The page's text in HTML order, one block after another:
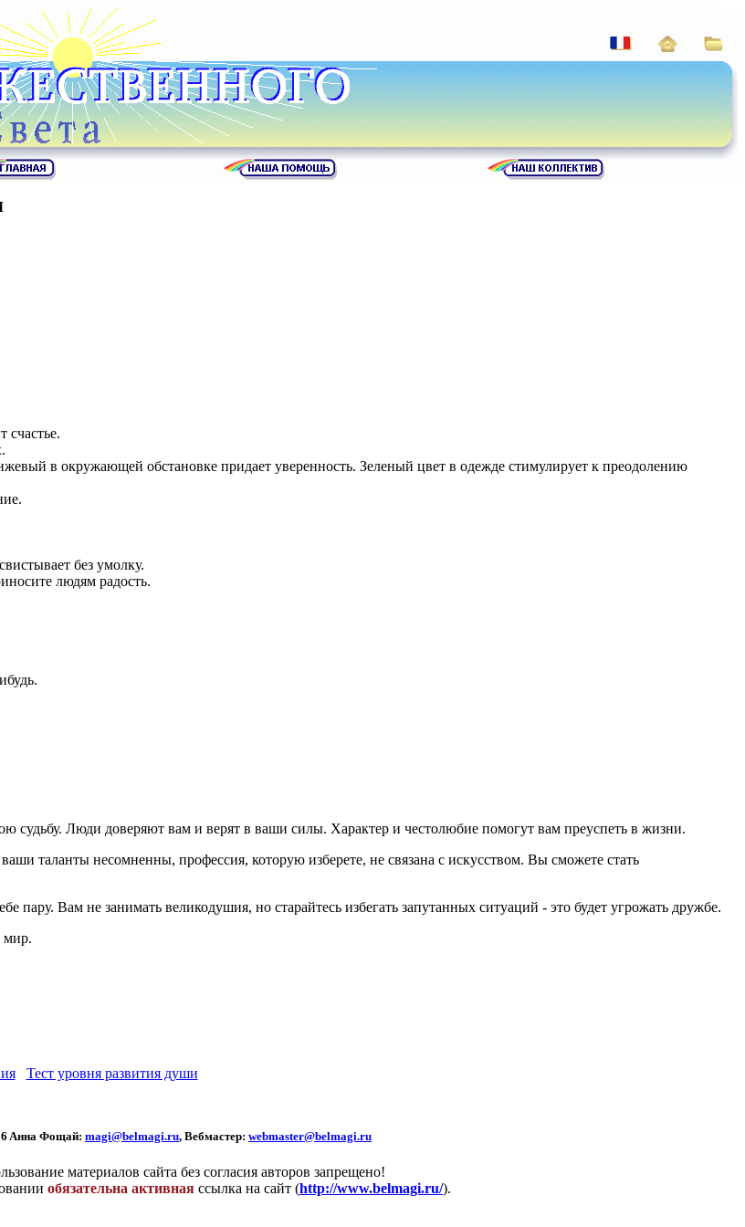
счастье.
в окружающей обстановке придает уверенность. Зеленый цвет в одежде стимулирует к преодолению
без умолку.
людям радость.
судьбу. Люди доверяют вам и верят в ваши силы. Характер и честолюбие помогут вам преуспеть в жизни.
таланты несомненны, профессия, которую изберете, не связана с искусством. Вы сможете стать
пару. Вам не занимать великодушия, но старайтесь избегать запутанных ситуаций - это будет угрожать дружбе.
мир.
Тест уровня развития души
Aннa Фoщaй: magi@belmagi.ru, Вебмастер: webmaster@belmagi.ru
материалов сайта без согласия авторов запрещено!
обязательна активная ссылка на сайт (http://www.belmagi.ru/).